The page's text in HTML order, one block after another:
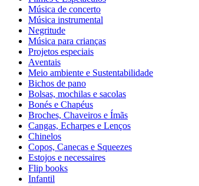
Música de concerto
Música instrumental
Negritude
Música para crianças
Projetos especiais
Aventais
Meio ambiente e Sustentabilidade
Bichos de pano
Bolsas, mochilas e sacolas
Bonés e Chapéus
Broches, Chaveiros e Ímãs
Cangas, Echarpes e Lenços
Chinelos
Copos, Canecas e Squeezes
Estojos e necessaires
Flip books
Infantil